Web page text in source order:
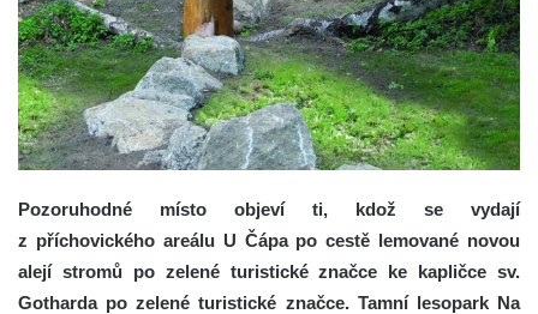
Pozoruhodné místo objeví ti, kdož se vydají
z příchovického areálu U Čápa po cestě lemované novou
alejí stromů po zelené turistické značce ke kapličce sv.
Gotharda po zelené turistické značce. Tamní lesopark Na